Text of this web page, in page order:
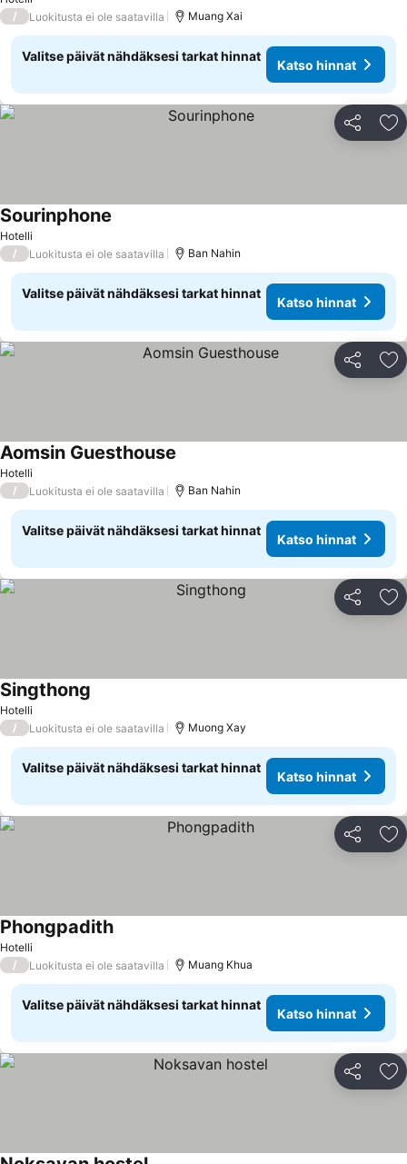
/ Luokitusta ei ole saatavilla Muang Xai
Valitse päivät nähdäksesi tarkat hinnat
Katso hinnat
Jaa
Hotelli
Sourinphone
/ Luokitusta ei ole saatavilla Ban Nahin
Valitse päivät nähdäksesi tarkat hinnat
Katso hinnat
Jaa
Hotelli
Aomsin Guesthouse
/ Luokitusta ei ole saatavilla Ban Nahin
Valitse päivät nähdäksesi tarkat hinnat
Katso hinnat
Jaa
Hotelli
Singthong
/ Luokitusta ei ole saatavilla Muong Xay
Valitse päivät nähdäksesi tarkat hinnat
Katso hinnat
Jaa
Hotelli
Phongpadith
/ Luokitusta ei ole saatavilla Muang Khua
Valitse päivät nähdäksesi tarkat hinnat
Katso hinnat
Jaa